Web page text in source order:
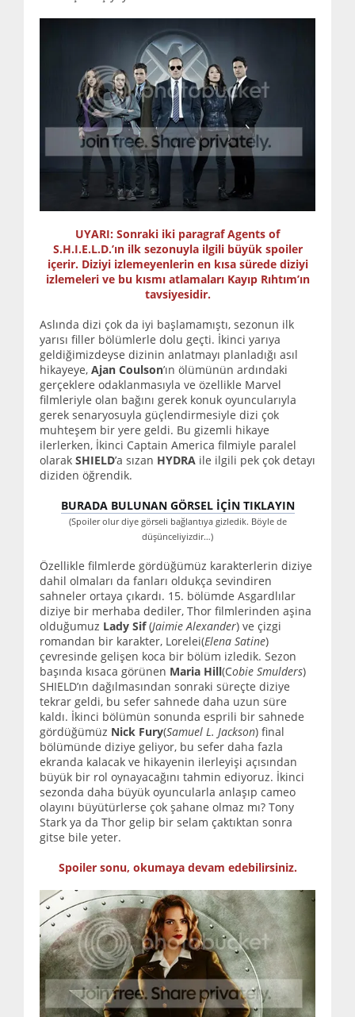
UYARI: Sonraki iki paragraf Agents of
S.H.I.E.L.D.’ın ilk sezonuyla ilgili büyük spoiler
içerir. Diziyi izlemeyenlerin en kısa sürede diziyi
izlemeleri ve bu kısmı atlamaları Kayıp Rıhtım’ın
tavsiyesidir.
Aslında dizi çok da iyi başlamamıştı, sezonun ilk
yarısı filler bölümlerle dolu geçti. İkinci yarıya
geldiğimizdeyse dizinin anlatmayı planladığı asıl
hikayeye, Ajan Coulson’ın ölümünün ardındaki
gerçeklere odaklanmasıyla ve özellikle Marvel
filmleriyle olan bağını gerek konuk oyuncularıyla
gerek senaryosuyla güçlendirmesiyle dizi çok
muhteşem bir yere geldi. Bu gizemli hikaye
ilerlerken, İkinci Captain America filmiyle paralel
olarak SHIELD’a sızan HYDRA ile ilgili pek çok detayı
diziden öğrendik.
BURADA BULUNAN GÖRSEL İÇİN TIKLAYIN
(Spoiler olur diye görseli bağlantıya gizledik. Böyle de
düşünceliyizdir…)
Özellikle filmlerde gördüğümüz karakterlerin diziye
dahil olmaları da fanları oldukça sevindiren
sahneler ortaya çıkardı. 15. bölümde Asgardlılar
diziye bir merhaba dediler, Thor filmlerinden aşina
olduğumuz Lady Sif(Jaimie Alexander) ve çizgi
romandan bir karakter, Lorelei(Elena Satine)
çevresinde gelişen koca bir bölüm izledik. Sezon
başında kısaca görünen Maria Hill(Cobie Smulders)
SHIELD’ın dağılmasından sonraki süreçte diziye
tekrar geldi, bu sefer sahnede daha uzun süre
kaldı. İkinci bölümün sonunda esprili bir sahnede
gördüğümüz Nick Fury(Samuel L. Jackson) final
bölümünde diziye geliyor, bu sefer daha fazla
ekranda kalacak ve hikayenin ilerleyişi açısından
büyük bir rol oynayacağını tahmin ediyoruz. İkinci
sezonda daha büyük oyuncularla anlaşıp cameo
olayını büyütürlerse çok şahane olmaz mı? Tony
Stark ya da Thor gelip bir selam çaktıktan sonra
gitse bile yeter.
Spoiler sonu, okumaya devam edebilirsiniz.